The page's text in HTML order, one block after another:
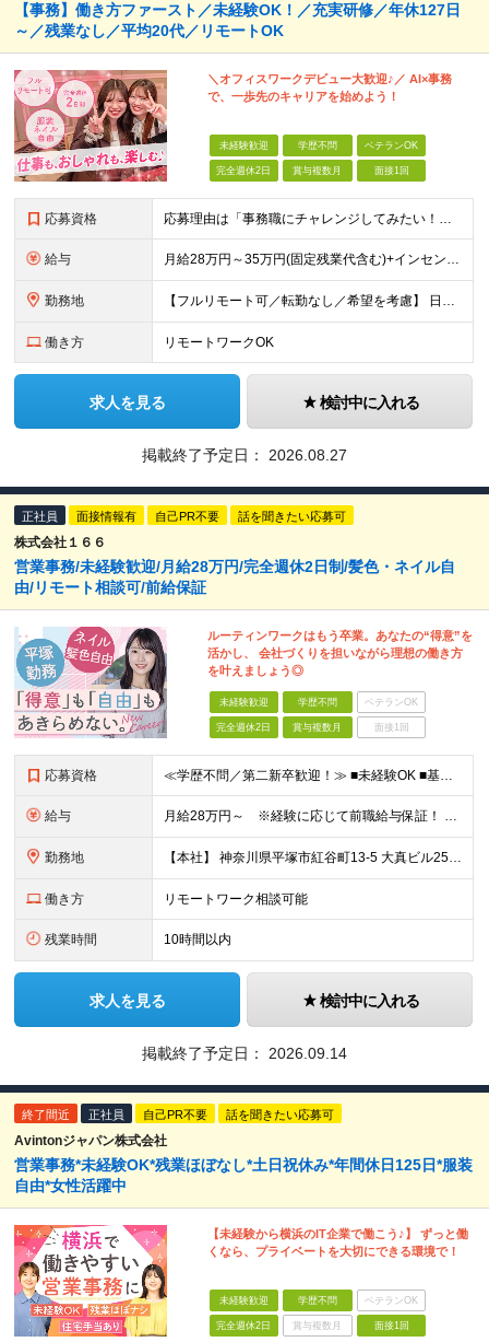
【事務】働き方ファースト／未経験OK！／充実研修／年休127日
～／残業なし／平均20代／リモートOK
＼オフィスワークデビュー大歓迎♪／ AI×事務
で、一歩先のキャリアを始めよう！
未経験歓迎 学歴不問 ベテランOK
完全週休2日 賞与複数月 面接1回
応募資格 応募理由は「事務職にチャレンジしてみたい！」でOK！ #学歴不問 #未経験OK #第二新卒歓迎 ★1つでも当てはまれば、マッチング率高め★ □ オフィスワークデビューしたい方 □ 人をサポートする
給与 月給28万円～35万円(固定残業代含む)+インセンティブ＋各種手当 ※経験・能力等を考慮の上、決定します。 ※残業はほとんどありませんが、発生した場合は時間外手当を100％支給します。 【固定残業
勤務地 【フルリモート可／転勤なし／希望を考慮】 日本47都道府県、どこでも就業可能！ （東京・神奈川・埼玉・千葉・北海道・宮城・愛知・大阪・福岡・新潟など 各拠点近郊のプロジェクト先） 【Point】
働き方 リモートワークOK
求人を見る 検討中に入れる
掲載終了予定日： 2026.08.27
正社員 面接情報有 自己PR不要 話を聞きたい応募可
株式会社１６６
営業事務/未経験歓迎/月給28万円/完全週休2日制/髪色・ネイル自
由/リモート相談可/前給保証
ルーティンワークはもう卒業。あなたの“得意”を
活かし、 会社づくりを担いながら理想の働き方
を叶えましょう◎
未経験歓迎 学歴不問 ベテランOK
完全週休2日 賞与複数月 面接1回
応募資格 ≪学歴不問／第二新卒歓迎！≫ ■未経験OK ■基本的なPC操作ができる方（Excelの基本関数・Wordなど） 【こんな方にピッタリです】 ・ルーティンワークだけでなく、適性に合わせて業務の幅を広げ
給与 月給28万円～ ※経験に応じて前職給与保証！ ★頑張りはしっかり還元される環境です！ 月給28万円スタートという安定した収入に加え、 業績に連動した決算賞与（年2回）を支給します。 ※経験・能力を
勤務地 【本社】 神奈川県平塚市紅谷町13-5 大真ビル25階 ★満員電車のストレスとは無縁の環境！ 都心から通う場合、通勤ラッシュとは「逆方向」の電車になるため、 朝から満員電車でもみくちゃにされる…なん
働き方 リモートワーク相談可能
残業時間 10時間以内
求人を見る 検討中に入れる
掲載終了予定日： 2026.09.14
終了間近 正社員 自己PR不要 話を聞きたい応募可
Avintonジャパン株式会社
営業事務*未経験OK*残業ほぼなし*土日祝休み*年間休日125日*服装
自由*女性活躍中
【未経験から横浜のIT企業で働こう♪】 ずっと働
くなら、プライベートを大切にできる環境で！
未経験歓迎 学歴不問 ベテランOK
完全週休2日 賞与複数月 面接1回